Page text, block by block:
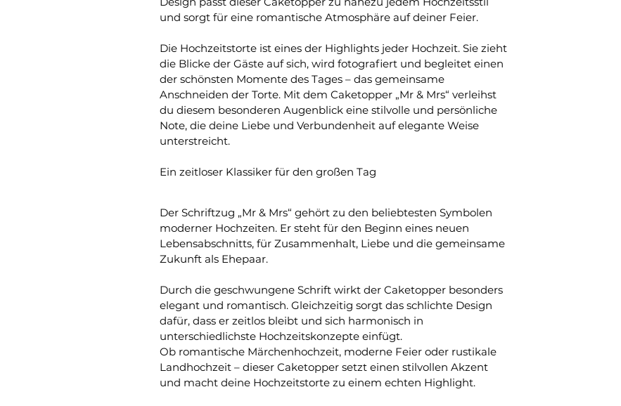
und sorgt für eine romantische Atmosphäre auf deiner Feier.
Die Hochzeitstorte ist eines der Highlights jeder Hochzeit. Sie zieht
die Blicke der Gäste auf sich, wird fotografiert und begleitet einen
der schönsten Momente des Tages – das gemeinsame
Anschneiden der Torte. Mit dem Caketopper „Mr & Mrs“ verleihst
du diesem besonderen Augenblick eine stilvolle und persönliche
Note, die deine Liebe und Verbundenheit auf elegante Weise
unterstreicht.
Ein zeitloser Klassiker für den großen Tag
Der Schriftzug „Mr & Mrs“ gehört zu den beliebtesten Symbolen
moderner Hochzeiten. Er steht für den Beginn eines neuen
Lebensabschnitts, für Zusammenhalt, Liebe und die gemeinsame
Zukunft als Ehepaar.
Durch die geschwungene Schrift wirkt der Caketopper besonders
elegant und romantisch. Gleichzeitig sorgt das schlichte Design
dafür, dass er zeitlos bleibt und sich harmonisch in
unterschiedlichste Hochzeitskonzepte einfügt.
Ob romantische Märchenhochzeit, moderne Feier oder rustikale
Landhochzeit – dieser Caketopper setzt einen stilvollen Akzent
und macht deine Hochzeitstorte zu einem echten Highlight.